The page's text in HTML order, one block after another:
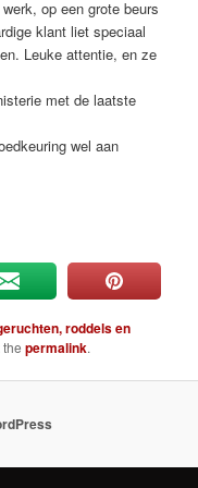
op een grote beurs
klant liet speciaal
Leuke attentie, en ze
met de laatste
wel aan
roddels en
thepermalink.